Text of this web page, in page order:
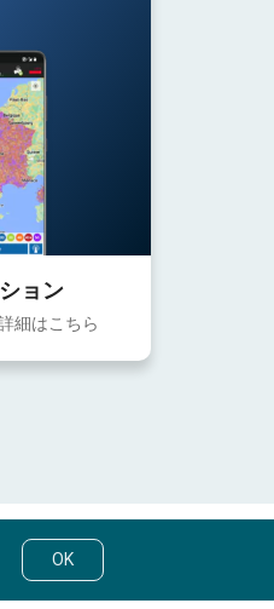
ョン
細はこちら
OK